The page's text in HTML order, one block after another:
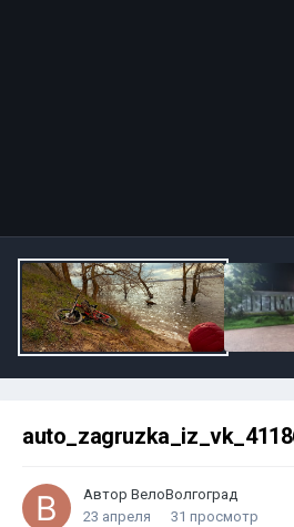
Автор ВелоВолгоград
23 апреля
31 просмотр